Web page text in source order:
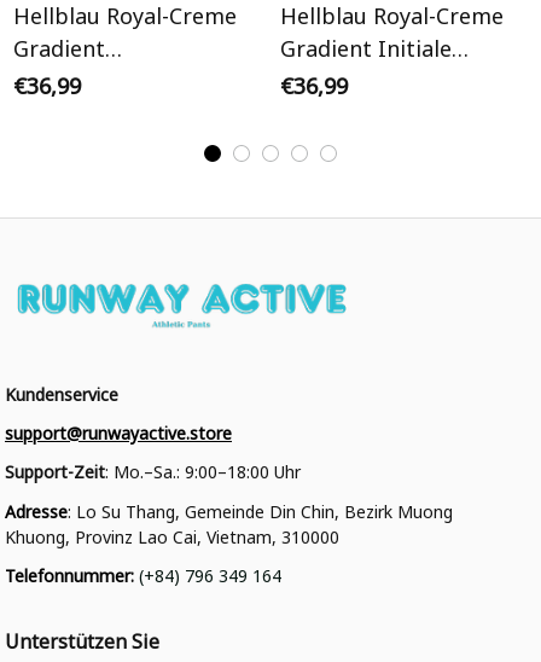
Hellblau Royal-Creme
Gradient
Personalisiertes Varsity
€36,99
Hellblau Royal-Creme
Gradient Initiale
Personalisiertes Varsity
€36,99
Kundenservice
support@runwayactive.store
Support-Zeit: Mo.–Sa.: 9:00–18:00 Uhr
Adresse: Lo Su Thang, Gemeinde Din Chin, Bezirk Muong
Khuong, Provinz Lao Cai, Vietnam, 310000
Telefonnummer: (+84) 796 349 164
Unterstützen Sie